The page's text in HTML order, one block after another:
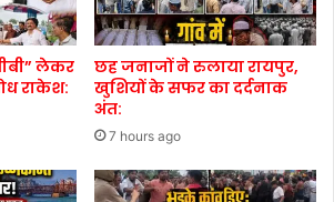
लेकर
राकेश:
छह जनाजों ने रुलाया रायपुर,
खुशियों के सफर का दर्दनाक
अंत:
7 hours ago